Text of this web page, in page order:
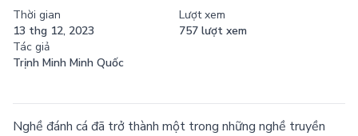
Thời gian
13 thg 12, 2023
Lượt xem
757 lượt xem
Tác giả
Trịnh Minh Minh Quốc
Nghề đánh cá đã trở thành một trong những nghề truyền